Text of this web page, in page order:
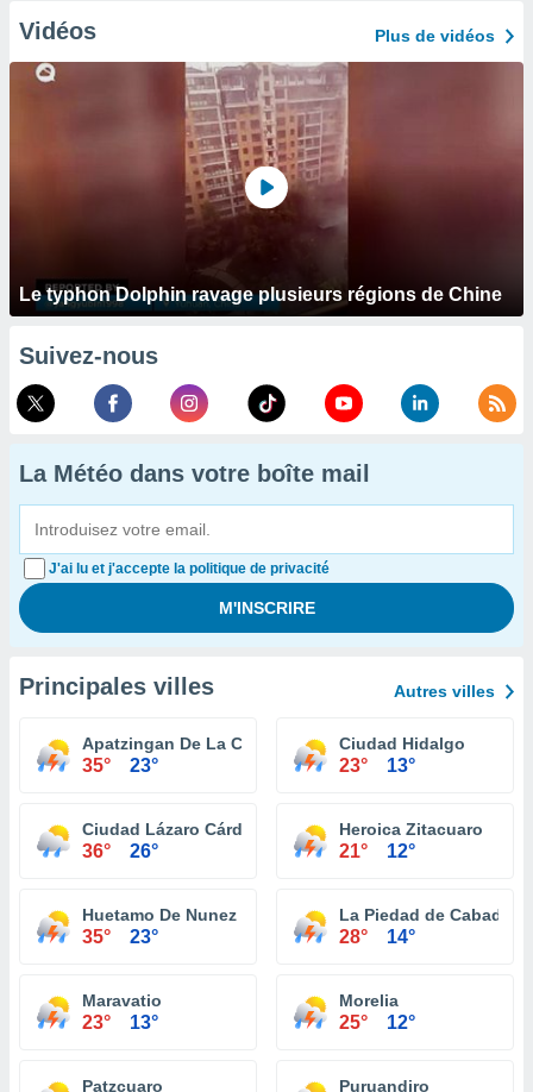
Vidéos Plus de vidéos
Le typhon Dolphin ravage plusieurs régions de Chine
Suivez-nous
La Météo dans votre boîte mail
J'ai lu et j'accepte la politique de privacité
Principales villes Autres villes
Apatzingan De La Constitucion
35° 23°
Ciudad Hidalgo
23° 13°
Ciudad Lázaro Cárdenas
36° 26°
Heroica Zitacuaro
21° 12°
Huetamo De Nunez
35° 23°
La Piedad de Cabadas
28° 14°
Maravatio
23° 13°
Morelia
25° 12°
Patzcuaro Puruandiro